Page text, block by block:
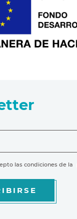
las condiciones de la